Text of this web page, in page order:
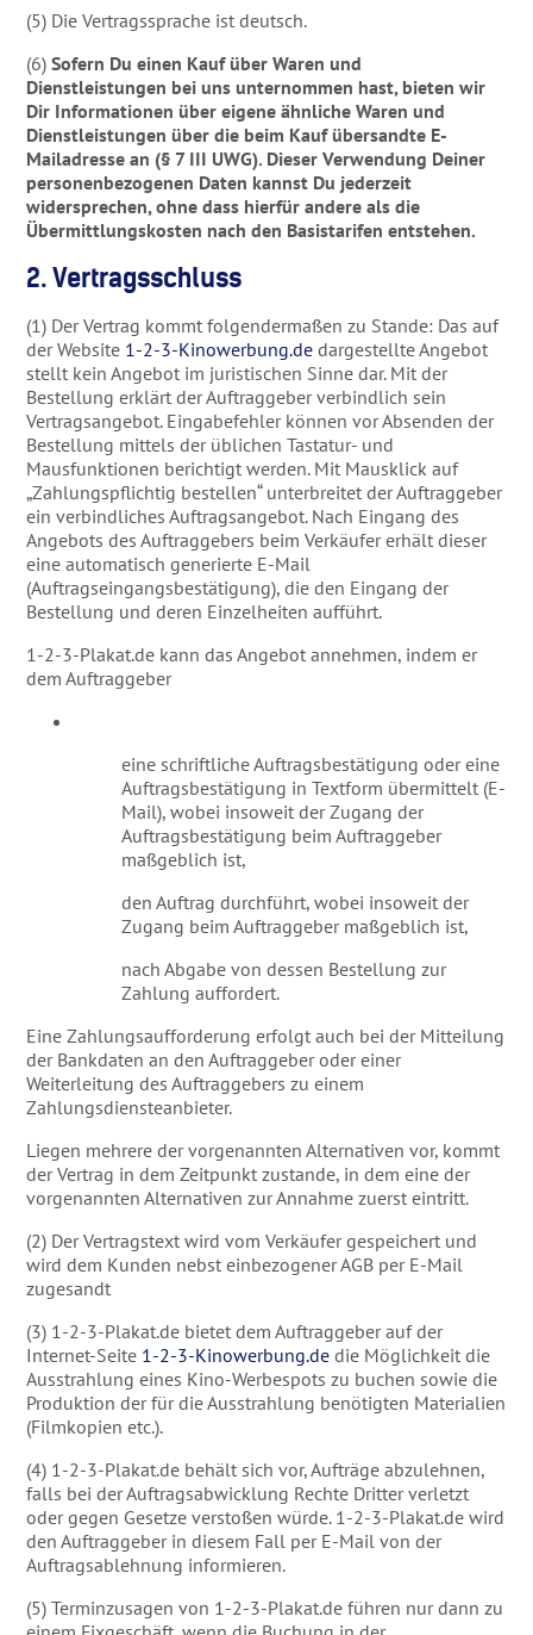
(5) Die Vertragssprache ist deutsch.
(6)Sofern Du einen Kauf über Waren und
Dienstleistungen bei uns unternommen hast, bieten wir
Dir Informationen über eigene ähnliche Waren und
Dienstleistungen über die beim Kauf übersandte E-
Mailadresse an (§ 7 III UWG). Dieser Verwendung Deiner
personenbezogenen Daten kannst Du jederzeit
widersprechen, ohne dass hierfür andere als die
Übermittlungskosten nach den Basistarifen entstehen.
2. Vertragsschluss
(1) Der Vertrag kommt folgendermaßen zu Stande: Das auf
der Website 1-2-3-Kinowerbung.de dargestellte Angebot
stellt kein Angebot im juristischen Sinne dar. Mit der
Bestellung erklärt der Auftraggeber verbindlich sein
Vertragsangebot. Eingabefehler können vor Absenden der
Bestellung mittels der üblichen Tastatur- und
Mausfunktionen berichtigt werden. Mit Mausklick auf
„Zahlungspflichtig bestellen“ unterbreitet der Auftraggeber
ein verbindliches Auftragsangebot. Nach Eingang des
Angebots des Auftraggebers beim Verkäufer erhält dieser
eine automatisch generierte E-Mail
(Auftragseingangsbestätigung), die den Eingang der
Bestellung und deren Einzelheiten aufführt.
1-2-3-Plakat.de kann das Angebot annehmen, indem er
dem Auftraggeber
eine schriftliche Auftragsbestätigung oder eine
Auftragsbestätigung in Textform übermittelt (E-
Mail), wobei insoweit der Zugang der
Auftragsbestätigung beim Auftraggeber
maßgeblich ist,
den Auftrag durchführt, wobei insoweit der
Zugang beim Auftraggeber maßgeblich ist,
nach Abgabe von dessen Bestellung zur
Zahlung auffordert.
Eine Zahlungsaufforderung erfolgt auch bei der Mitteilung
der Bankdaten an den Auftraggeber oder einer
Weiterleitung des Auftraggebers zu einem
Zahlungsdiensteanbieter.
Liegen mehrere der vorgenannten Alternativen vor, kommt
der Vertrag in dem Zeitpunkt zustande, in dem eine der
vorgenannten Alternativen zur Annahme zuerst eintritt.
(2) Der Vertragstext wird vom Verkäufer gespeichert und
wird dem Kunden nebst einbezogener AGB per E-Mail
zugesandt
(3) 1-2-3-Plakat.de bietet dem Auftraggeber auf der
Internet-Seite 1-2-3-Kinowerbung.de die Möglichkeit die
Ausstrahlung eines Kino-Werbespots zu buchen sowie die
Produktion der für die Ausstrahlung benötigten Materialien
(Filmkopien etc.).
(4) 1-2-3-Plakat.de behält sich vor, Aufträge abzulehnen,
falls bei der Auftragsabwicklung Rechte Dritter verletzt
oder gegen Gesetze verstoßen würde. 1-2-3-Plakat.de wird
den Auftraggeber in diesem Fall per E-Mail von der
Auftragsablehnung informieren.
(5) Terminzusagen von 1-2-3-Plakat.de führen nur dann zu